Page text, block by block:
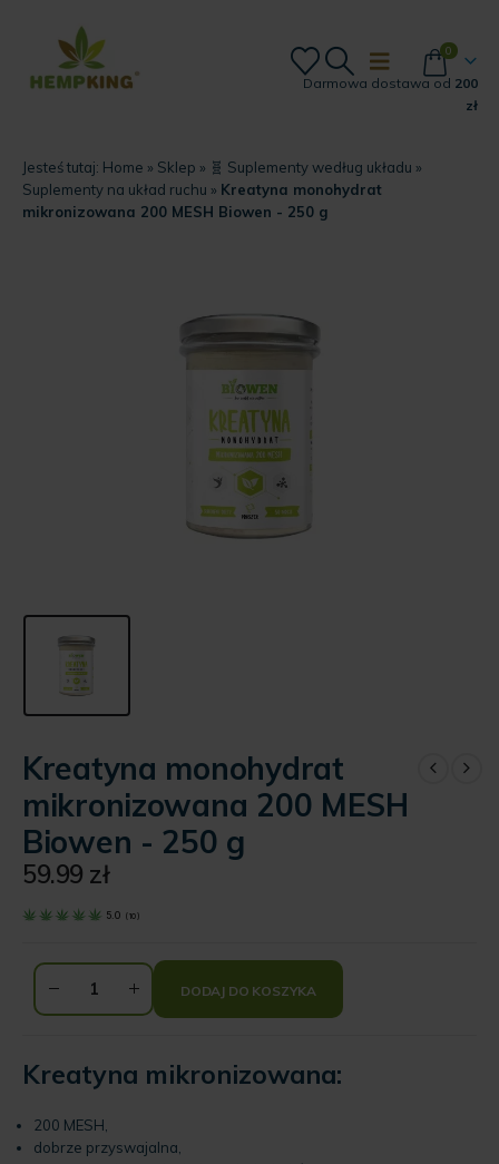
0
Darmowa dostawa od 200
zł
Jesteś tutaj: Home » Sklep » 🧬 Suplementy według układu »
Suplementy na układ ruchu » Kreatyna monohydrat
mikronizowana 200 MESH Biowen - 250 g
Kreatyna monohydrat
mikronizowana 200 MESH
Biowen - 250 g
59.99 zł
5.0 (10)
DODAJ DO KOSZYKA
Kreatyna mikronizowana:
200 MESH,
dobrze przyswajalna,